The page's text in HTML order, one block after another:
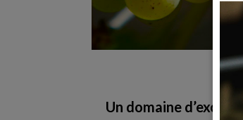
Un domaine